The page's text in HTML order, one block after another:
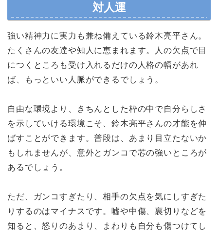
対人運
強い精神力に実力も兼ね備えている鈴木亮平さん。
たくさんの友達や知人に恵まれます。人の欠点で目
につくところも受け入れるだけの人格の幅があれ
ば、もっといい人脈ができるでしょう。
自由な環境より、きちんとした枠の中で自分らしさ
を示していける環境こそ、鈴木亮平さんの才能を伸
ばすことができます。普段は、あまり目立たないか
もしれませんが、意外とガンコで芯の強いところが
あるでしょう。
ただ、ガンコすぎたり、相手の欠点を気にしすぎた
りするのはマイナスです。嘘や中傷、裏切りなどを
知ると、怒りのあまり、まわりも自分も傷つけてし